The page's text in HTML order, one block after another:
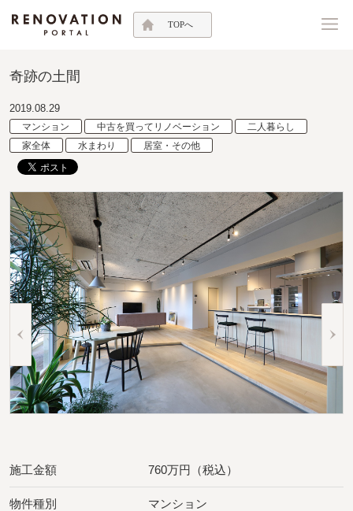
TOPへ
奇跡の土間
2019.08.29
マンション 中古を買ってリノベーション
二人暮らし
家全体
水まわり 居室・その他
施工金額 760万円（税込）
物件種別 マンション